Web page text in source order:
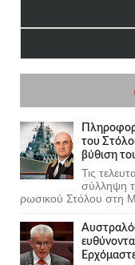
του
βύθιση
Τις
σύλληψη
ρωσικού Στόλου στη